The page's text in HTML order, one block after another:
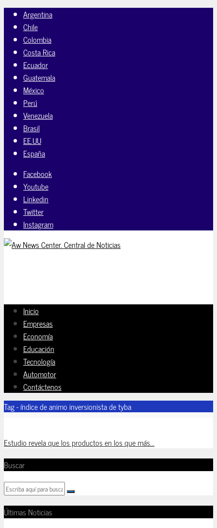
Argentina
Chile
Colombia
Costa Rica
Ecuador
Guatemala
México
Perú
Venezuela
Brasil
EE.UU
España
Facebook
Youtube
Linkedin
Twitter
Instagram
Inicio
Empresas
Economía
Educación
Tecnología
Automotor
Contáctenos
Tag - índice de animo inversionista de tyba
Estudio revela que los productos en los que más...
Buscar
Últimas Noticias